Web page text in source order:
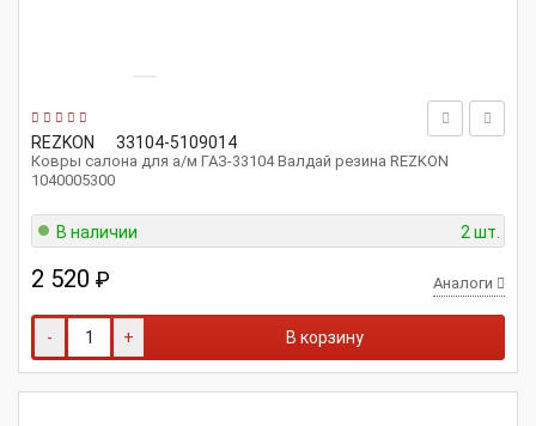
REZKON 33104-5109014
Ковры салона для а/м ГАЗ-33104 Валдай резина REZKON
1040005300
В наличии 2 шт.
2 520 ₽ Аналоги
- + В корзину